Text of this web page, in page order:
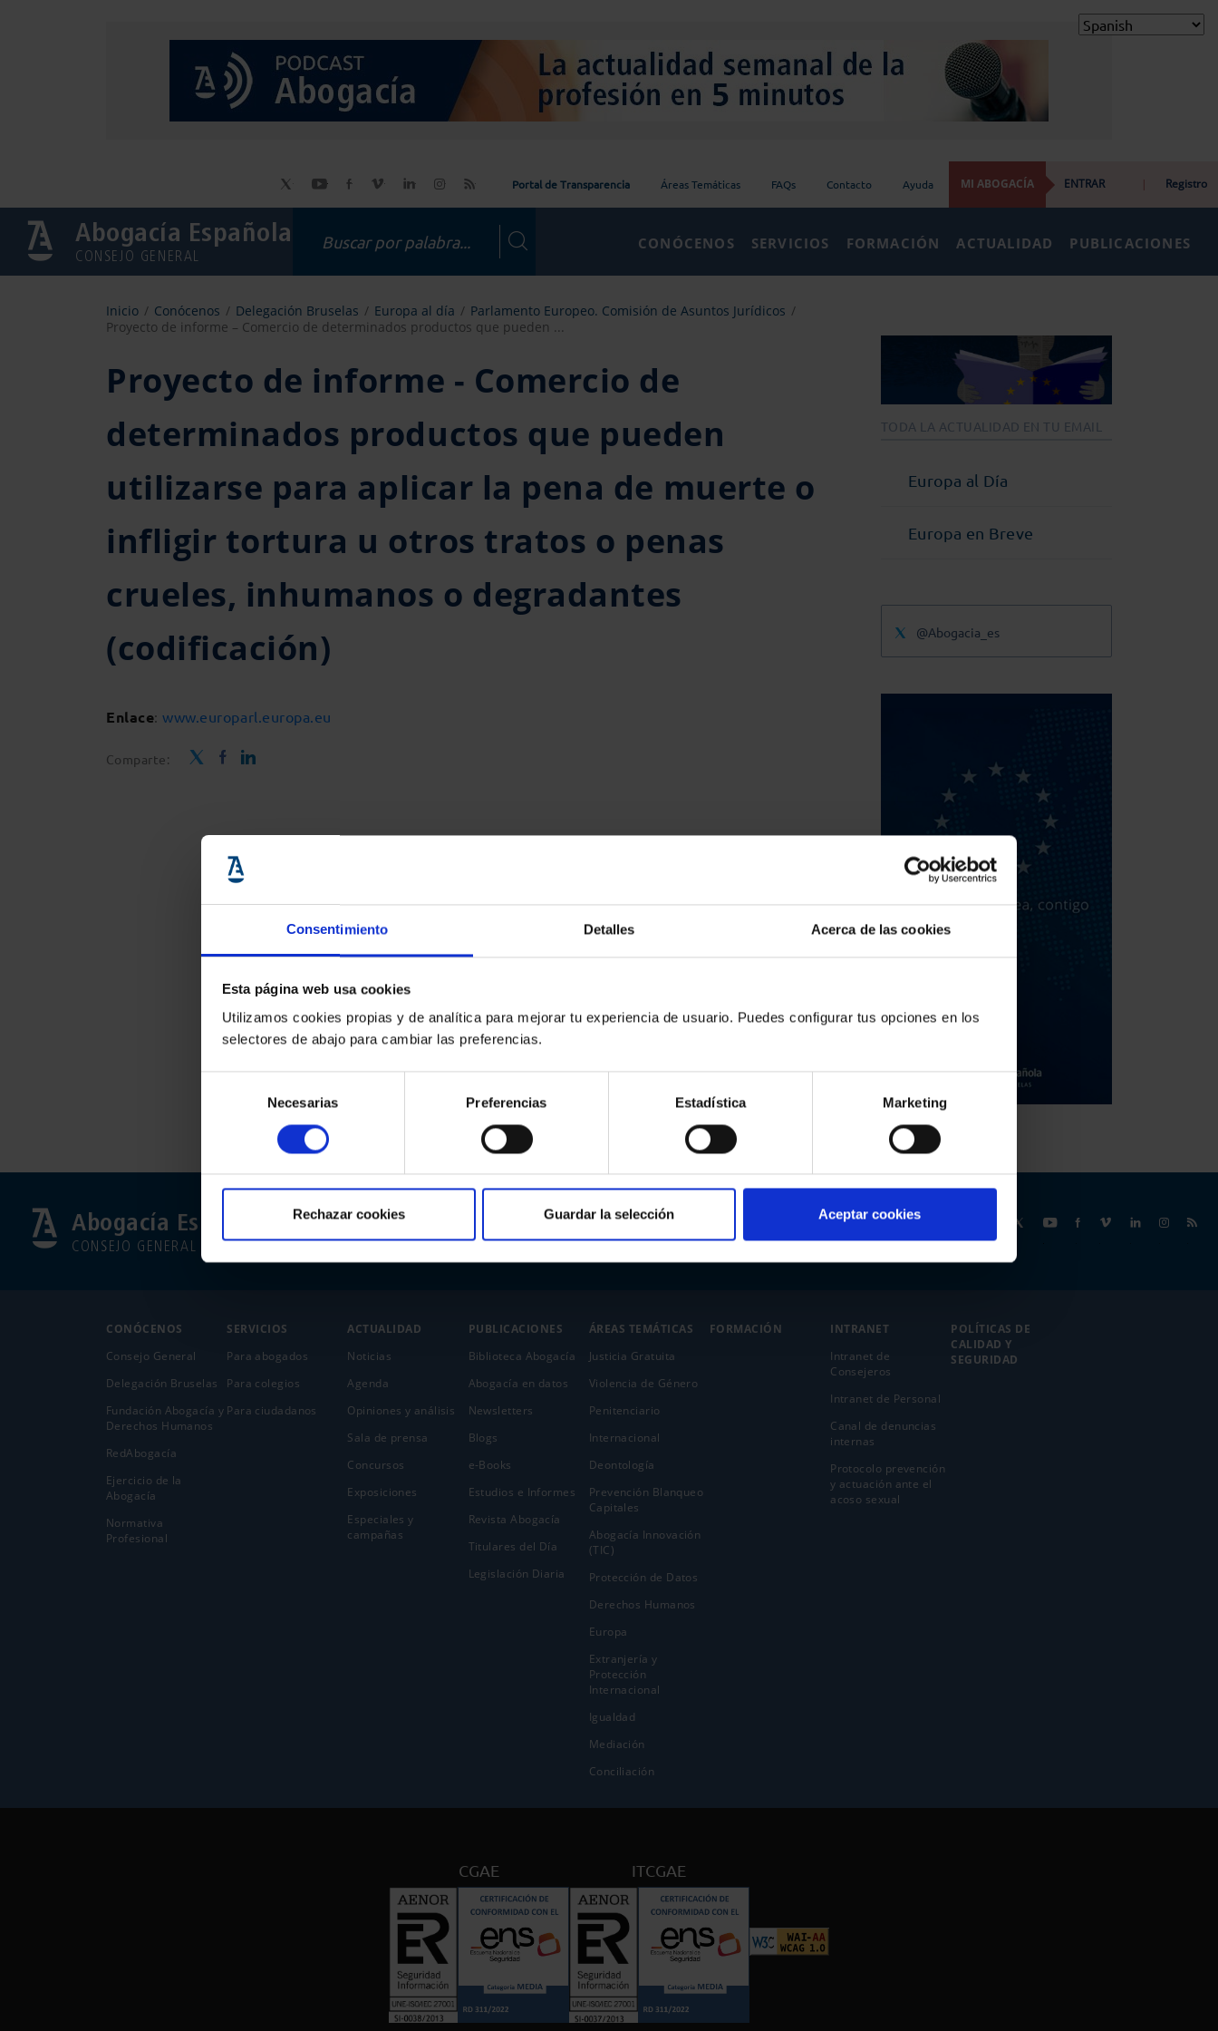
Consentimiento Detalles Acerca de las cookies
Esta página web usa cookies
Utilizamos cookies propias y de analítica para mejorar tu experiencia de usuario. Puedes configurar tus opciones en los
selectores de abajo para cambiar las preferencias.
consentimiento
Necesarias Preferencias Estadística Marketing
Rechazar cookies Guardar la selección Aceptar cookies
Portal de Transparencia Áreas Temáticas FAQs Contacto Ayuda MI ABOGACÍA ENTRAR | Registro
Abogacía Española
CONSEJO GENERAL
CONÓCENOS SERVICIOS FORMACIÓN ACTUALIDAD PUBLICACIONES
Inicio Conócenos Delegación Bruselas Europa al día
Parlamento Europeo. Comisión de Asuntos Jurídicos
Proyecto de informe – Comercio de determinados productos que pueden ...
Proyecto de informe - Comercio de
determinados productos que pueden
utilizarse para aplicar la pena de muerte o
infligir tortura u otros tratos o penas
crueles, inhumanos o degradantes
(codificación)
Enlace:www.europarl.europa.eu
Comparte:
TODA LA ACTUALIDAD EN TU EMAIL
Europa al Día
Europa en Breve
@Abogacia_es
Abogacía Española
CONSEJO GENERAL
CONÓCENOS
Consejo General
Delegación Bruselas
Fundación Abogacía y
Derechos Humanos
RedAbogacía
Ejercicio de la
Abogací­a
Normativa
Profesional
SERVICIOS
Para abogados
Para colegios
Para ciudadanos
ACTUALIDAD
Noticias
Agenda
Opiniones y análisis
Sala de prensa
Concursos
Exposiciones
Especiales y
campañas
PUBLICACIONES
Biblioteca Abogacía
Abogacía en datos
Newsletters
Blogs
e-Books
Estudios e Informes
Revista Abogacía
Titulares del Día
Legislación Diaria
ÁREAS TEMÁTICAS
Justicia Gratuita
Violencia de Género
Penitenciario
Internacional
Deontología
Prevención Blanqueo
Capitales
Abogacía Innovación
(TIC)
Protección de Datos
Derechos Humanos
Europa
Extranjería y
Protección
Internacional
Igualdad
Mediación
Conciliación
FORMACIÓN
INTRANET
Intranet de
Consejeros
Intranet de Personal
Canal de denuncias
internas
Protocolo prevención
y actuación ante el
acoso sexual
POLÍTICAS DE
CALIDAD Y
SEGURIDAD
CGAE ITCGAE